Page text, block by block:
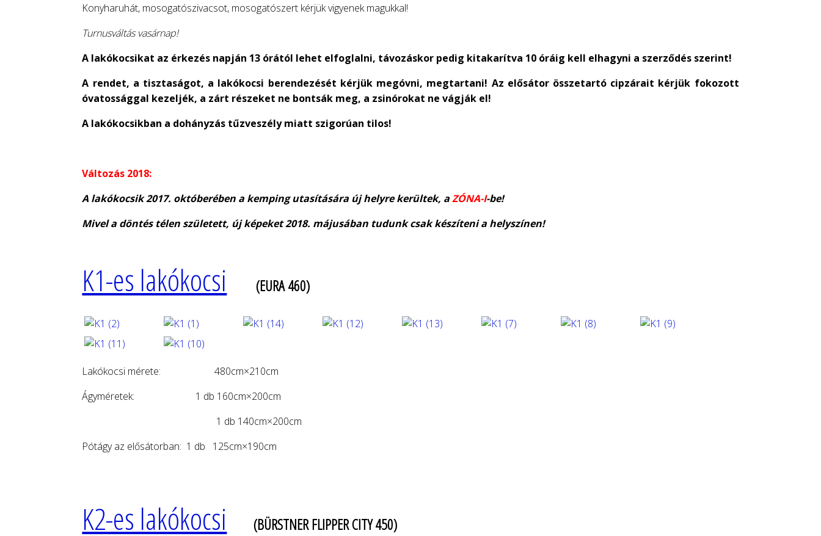
Konyharuhát, mosogatószivacsot, mosogatószert kérjük vigyenek magukkal!
Turnusváltás vasárnap!
A lakókocsikat az érkezés napján 13 órától lehet elfoglalni, távozáskor pedig kitakarítva 10 óráig kell elhagyni a szerződés szerint!
A rendet, a tisztaságot, a lakókocsi berendezését kérjük megóvni, megtartani! Az elősátor összetartó cipzárait kérjük fokozott
óvatossággal kezeljék, a zárt részeket ne bontsák meg, a zsinórokat ne vágják el!
A lakókocsikban a dohányzás tűzveszély miatt szigorúan tilos!
Változás 2018:
A lakókocsik 2017. októberében a kemping utasítására új helyre kerültek, aZÓNA-I-be!
Mivel a döntés télen született, új képeket 2018. májusában tudunk csak készíteni a helyszínen!
K1-es lakókocsi (EURA 460)
Lakókocsi mérete: 480cm×210cm
Ágyméretek: 1 db 160cm×200cm
1 db 140cm×200cm
Pótágy az elősátorban: 1 db 125cm×190cm
K2-es lakókocsi (BÜRSTNER FLIPPER CITY 450)